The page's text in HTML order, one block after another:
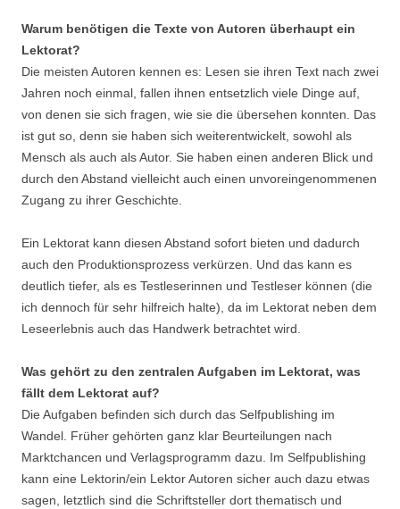
Warum benötigen die Texte von Autoren überhaupt ein
Lektorat?
Die meisten Autoren kennen es: Lesen sie ihren Text nach zwei
Jahren noch einmal, fallen ihnen entsetzlich viele Dinge auf,
von denen sie sich fragen, wie sie die übersehen konnten. Das
ist gut so, denn sie haben sich weiterentwickelt, sowohl als
Mensch als auch als Autor. Sie haben einen anderen Blick und
durch den Abstand vielleicht auch einen unvoreingenommenen
Zugang zu ihrer Geschichte.
Ein Lektorat kann diesen Abstand sofort bieten und dadurch
auch den Produktionsprozess verkürzen. Und das kann es
deutlich tiefer, als es Testleserinnen und Testleser können (die
ich dennoch für sehr hilfreich halte), da im Lektorat neben dem
Leseerlebnis auch das Handwerk betrachtet wird.
Was gehört zu den zentralen Aufgaben im Lektorat, was
fällt dem Lektorat auf?
Die Aufgaben befinden sich durch das Selfpublishing im
Wandel. Früher gehörten ganz klar Beurteilungen nach
Marktchancen und Verlagsprogramm dazu. Im Selfpublishing
kann eine Lektorin/ein Lektor Autoren sicher auch dazu etwas
sagen, letztlich sind die Schriftsteller dort thematisch und